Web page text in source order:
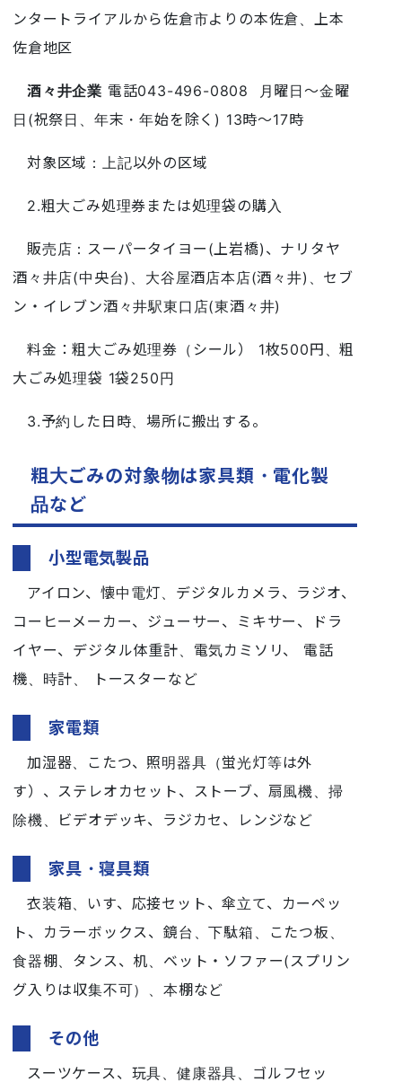
ンタートライアルから佐倉市よりの本佐倉、上本
佐倉地区
酒々井企業 電話043-496-0808 月曜日～金曜
日(祝祭日、年末・年始を除く) 13時～17時
対象区域：上記以外の区域
2.粗大ごみ処理券または処理袋の購入
販売店：スーパータイヨー(上岩橋)、ナリタヤ
酒々井店(中央台)、大谷屋酒店本店(酒々井)、セブ
ン・イレブン酒々井駅東口店(東酒々井)
料金：粗大ごみ処理券（シール） 1枚500円、粗
大ごみ処理袋 1袋250円
3.予約した日時、場所に搬出する。
粗大ごみの対象物は家具類・電化製
品など
小型電気製品
アイロン、懐中電灯、デジタルカメラ、ラジオ、
コーヒーメーカー、ジューサー、ミキサー、ドラ
イヤー、デジタル体重計、電気カミソリ、 電話
機、時計、 トースターなど
家電類
加湿器、こたつ、照明器具（蛍光灯等は外
す）、ステレオカセット、ストーブ、扇風機、掃
除機、ビデオデッキ、ラジカセ、レンジなど
家具・寝具類
衣装箱、いす、応接セット、傘立て、カーペッ
ト、カラーボックス、鏡台、下駄箱、こたつ板、
食器棚、タンス、机、ベット・ソファー(スプリン
グ入りは収集不可）、本棚など
その他
スーツケース、玩具、健康器具、ゴルフセッ